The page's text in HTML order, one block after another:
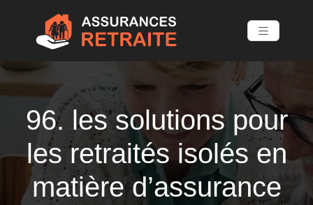
96. les solutions pour
les retraités isolés en
matière d’assurance